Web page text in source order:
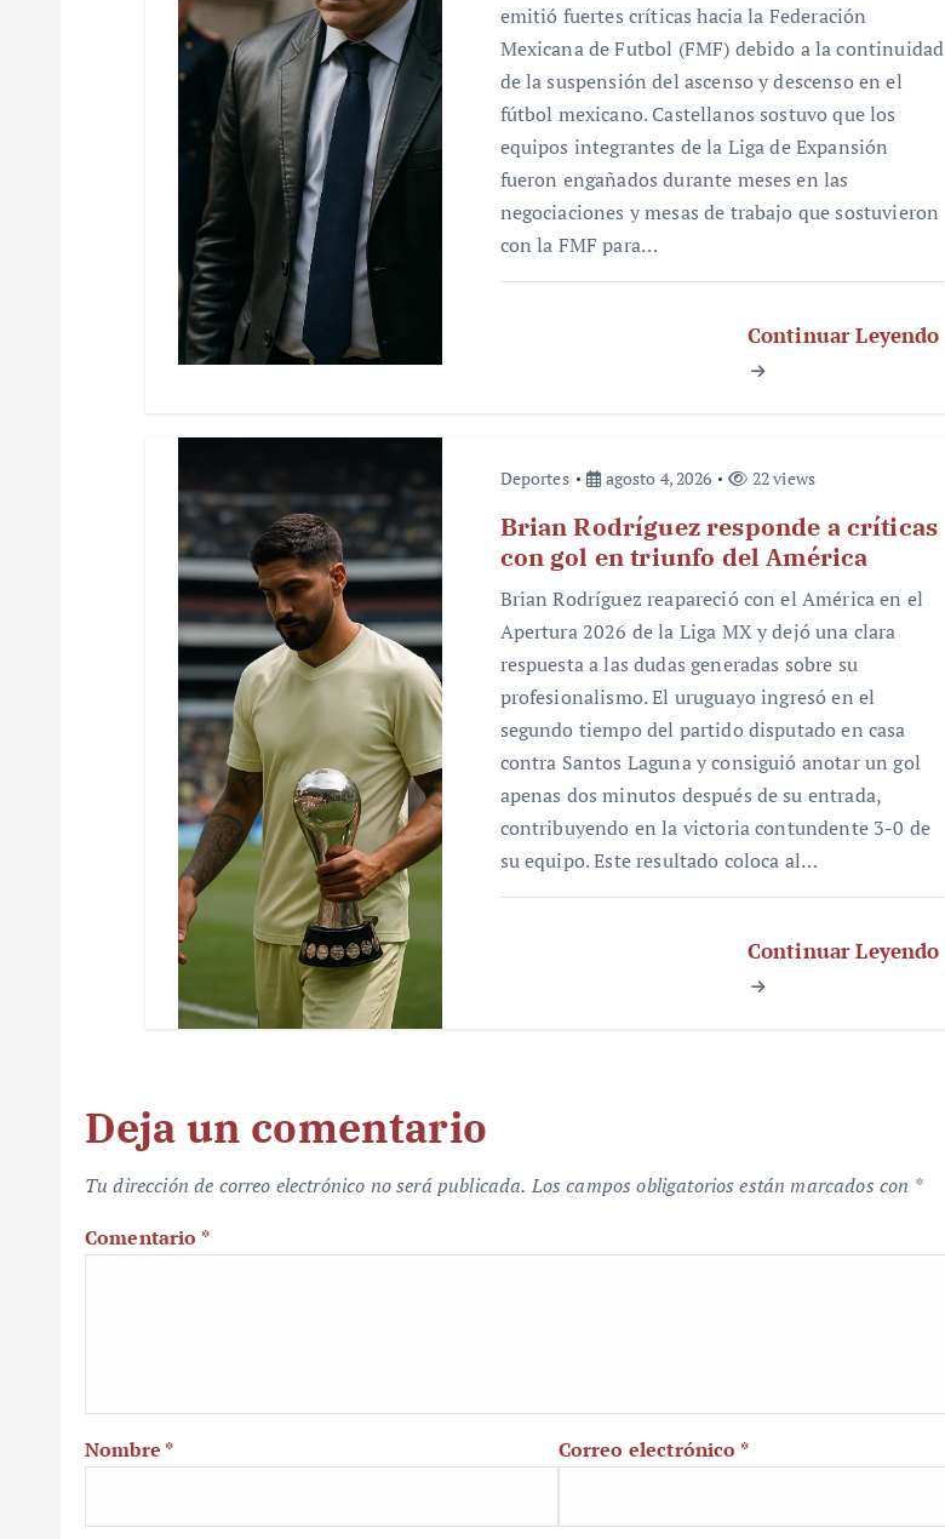
emitió fuertes críticas hacia la Federación
Mexicana de Futbol (FMF) debido a la continuidad
de la suspensión del ascenso y descenso en el
fútbol mexicano. Castellanos sostuvo que los
equipos integrantes de la Liga de Expansión
fueron engañados durante meses en las
negociaciones y mesas de trabajo que sostuvieron
con la FMF para…
Continuar Leyendo
Deportes agosto 4, 2026 22 views
Brian Rodríguez responde a críticas
con gol en triunfo del América
Brian Rodríguez reapareció con el América en el
Apertura 2026 de la Liga MX y dejó una clara
respuesta a las dudas generadas sobre su
profesionalismo. El uruguayo ingresó en el
segundo tiempo del partido disputado en casa
contra Santos Laguna y consiguió anotar un gol
apenas dos minutos después de su entrada,
contribuyendo en la victoria contundente 3-0 de
su equipo. Este resultado coloca al…
Continuar Leyendo
Deja un comentario
Tu dirección de correo electrónico no será publicada. Los campos obligatorios están marcados con *
Comentario *
Nombre * Correo electrónico *